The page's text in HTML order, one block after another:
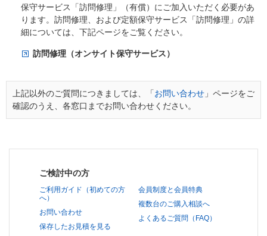
保守サービス「訪問修理」（有償）にご加入いただく必要があ
ります。訪問修理、および定額保守サービス「訪問修理」の詳
細については、下記ページをご覧ください。
訪問修理（オンサイト保守サービス）
上記以外のご質問につきましては、「お問い合わせ 」ページをご
確認のうえ、各窓口までお問い合わせください。
ご検討中の方
ご利用ガイド（初めての方
へ）
お問い合わせ
保存したお見積を見る
会員制度と会員特典
複数台のご購入相談へ
よくあるご質問（FAQ）